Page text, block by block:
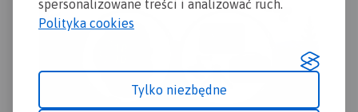
spersonalizowane treści i analizować ruch.
Polityka cookies
Tylko niezbędne